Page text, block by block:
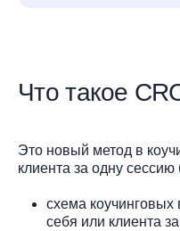
Что такое
Это новый метод в
клиента за одну сессию
схема коучинговых
себя или клиента